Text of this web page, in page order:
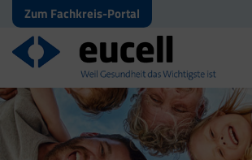
Zum Fachkreis-Portal